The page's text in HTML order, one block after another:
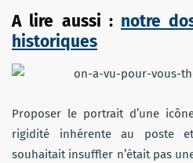
A lire aussi : notre
historiques
Proposer le portrait d’une
rigidité inhérente au poste
souhaitait insuffler n’était pas